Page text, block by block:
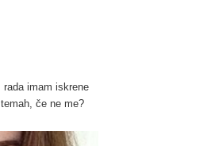
imam iskrene
če ne me?